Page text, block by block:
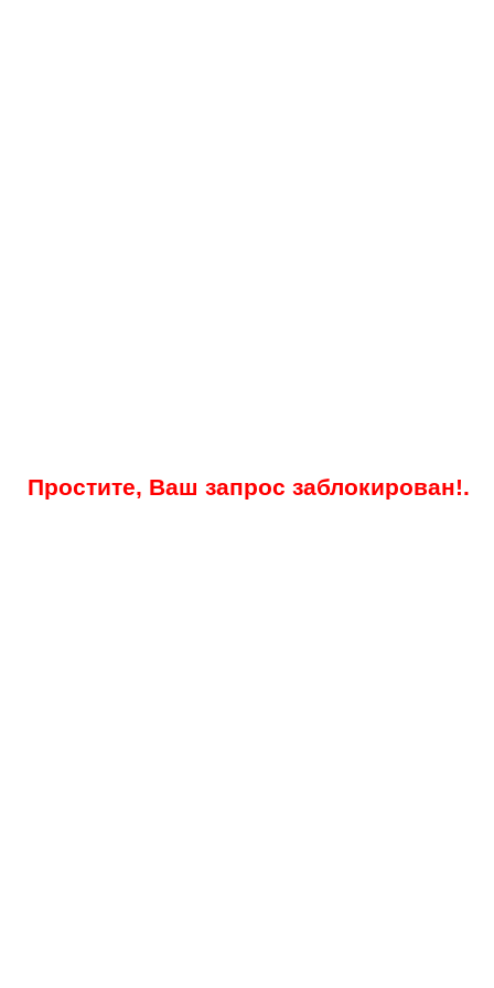
Простите, Ваш запрос заблокирован!.